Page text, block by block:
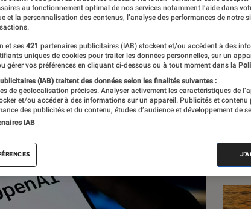
au fonctionnement optimal de nos services notamment l’aide dans
et la personnalisation des contenus, l’analyse des performances de notre
et ses 421 partenaires publicitaires (IAB) stockent et/ou accèdent à des
uniques de cookies pour traiter les données personnelles, sur un
gérer vos préférences en cliquant ci-dessous ou à tout moment dans la
(IAB) traitent des données selon les finalités suivantes :
de géolocalisation précises. Analyser activement les caractéristiques de
et/ou accéder à des informations sur un appareil. Publicités et contenu
des publicités et du contenu, études d’audience et développement de
IAB